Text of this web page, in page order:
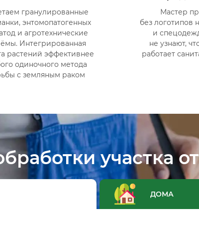
гранулированные
энтомопатогенных
и агротехнические
Интегрированная
растений эффективнее
одиночного метода
с земляным раком
Мастер
без логотипов
и
не узнают,
работает
участка
ДОМА